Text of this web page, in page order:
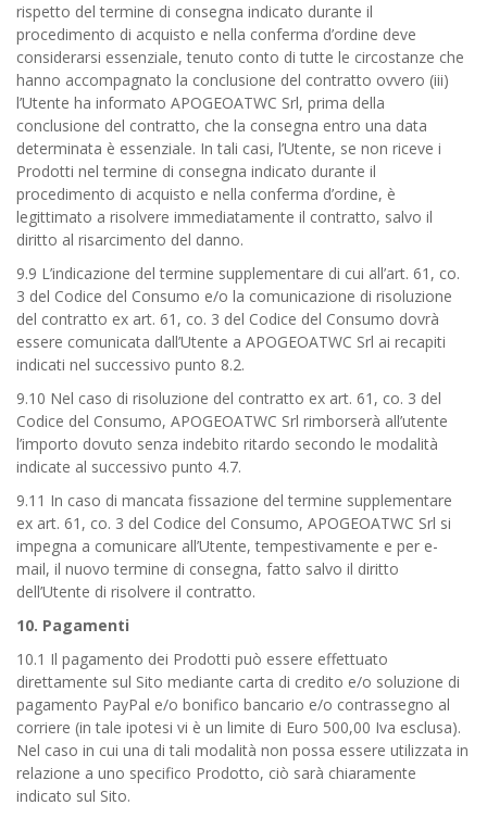
rispetto del termine di consegna indicato durante il
procedimento di acquisto e nella conferma d’ordine deve
considerarsi essenziale, tenuto conto di tutte le circostanze che
hanno accompagnato la conclusione del contratto ovvero (iii)
l’Utente ha informato APOGEOATWC Srl, prima della
conclusione del contratto, che la consegna entro una data
determinata è essenziale. In tali casi, l’Utente, se non riceve i
Prodotti nel termine di consegna indicato durante il
procedimento di acquisto e nella conferma d’ordine, è
legittimato a risolvere immediatamente il contratto, salvo il
diritto al risarcimento del danno.
9.9 L’indicazione del termine supplementare di cui all’art. 61, co.
3 del Codice del Consumo e/o la comunicazione di risoluzione
del contratto ex art. 61, co. 3 del Codice del Consumo dovrà
essere comunicata dall’Utente a APOGEOATWC Srl ai recapiti
indicati nel successivo punto 8.2.
9.10 Nel caso di risoluzione del contratto ex art. 61, co. 3 del
Codice del Consumo, APOGEOATWC Srl rimborserà all’utente
l’importo dovuto senza indebito ritardo secondo le modalità
indicate al successivo punto 4.7.
9.11 In caso di mancata fissazione del termine supplementare
ex art. 61, co. 3 del Codice del Consumo, APOGEOATWC Srl si
impegna a comunicare all’Utente, tempestivamente e per e-
mail, il nuovo termine di consegna, fatto salvo il diritto
dell’Utente di risolvere il contratto.
10. Pagamenti
10.1 Il pagamento dei Prodotti può essere effettuato
direttamente sul Sito mediante carta di credito e/o soluzione di
pagamento PayPal e/o bonifico bancario e/o contrassegno al
corriere (in tale ipotesi vi è un limite di Euro 500,00 Iva esclusa).
Nel caso in cui una di tali modalità non possa essere utilizzata in
relazione a uno specifico Prodotto, ciò sarà chiaramente
indicato sul Sito.